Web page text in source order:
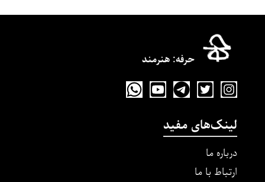
حرفه‌: هنرمند
لینک‌های مفید
درباره ما
ارتباط با ما